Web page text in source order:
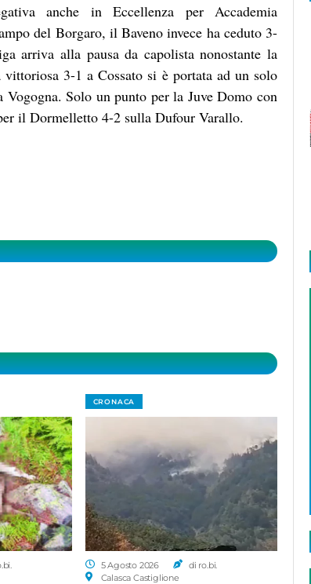
anche in Eccellenza per Accademia
del Borgaro, il Baveno invece ha ceduto 3-
arriva alla pausa da capolista nonostante la
3-1 a Cossato si è portata ad un solo
Solo un punto per la Juve Domo con
il Dormelletto 4-2 sulla Dufour Varallo.
CRONACA
5 Agosto 2026
di ro.bi.
Calasca Castiglione